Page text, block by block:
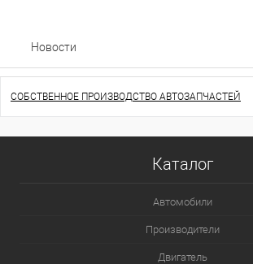
Новости
СОБСТВЕННОЕ ПРОИЗВОДСТВО АВТОЗАПЧАСТЕЙ
Каталог
Автомобили
Производители
Двигатель